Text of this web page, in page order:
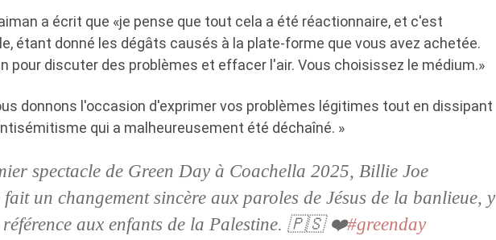
a écrit que «je pense que tout cela a été réactionnaire, et c'est
étant donné les dégâts causés à la plate-forme que vous avez achetée.
pour discuter des problèmes et effacer l'air. Vous choisissez le médium.»
donnons l'occasion d'exprimer vos problèmes légitimes tout en dissipant
qui a malheureusement été déchaîné. »
spectacle de Green Day à Coachella 2025, Billie Joe
un changement sincère aux paroles de Jésus de la banlieue, y
référence aux enfants de la Palestine. 🇵🇸 ❤️#greenday